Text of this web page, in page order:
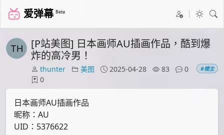
爱弹幕 Beta
[P站美图] 日本画师AU插画作品，酷到爆
炸的高冷男！
thunter 美图 2025-04-28 83
0
0
#楼主
日本画师AU插画作品
昵称：AU
UID：5376622